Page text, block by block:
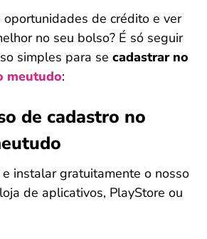
oportunidades de crédito e ver
no seu bolso? É só seguir
simples para se cadastrar no
meutudo:
de cadastro no
instalar gratuitamente o nosso
de aplicativos, PlayStore ou